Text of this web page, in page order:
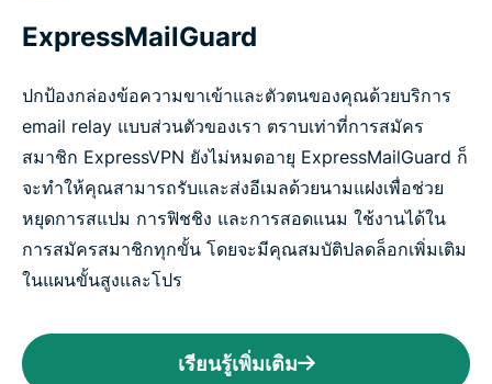
ExpressMailGuard
ปกป้องกล่องข้อความขาเข้าและตัวตนของคุณด้วยบริการ
email relay แบบส่วนตัวของเรา ตราบเท่าที่การสมัคร
สมาชิก ExpressVPN ยังไม่หมดอายุ ExpressMailGuard ก็
จะทำให้คุณสามารถรับและส่งอีเมลด้วยนามแฝงเพื่อช่วย
หยุดการสแปม การฟิชชิง และการสอดแนม ใช้งานได้ใน
การสมัครสมาชิกทุกขั้น โดยจะมีคุณสมบัติปลดล็อกเพิ่มเติม
ในแผนขั้นสูงและโปร
เรียนรู้เพิ่มเติม